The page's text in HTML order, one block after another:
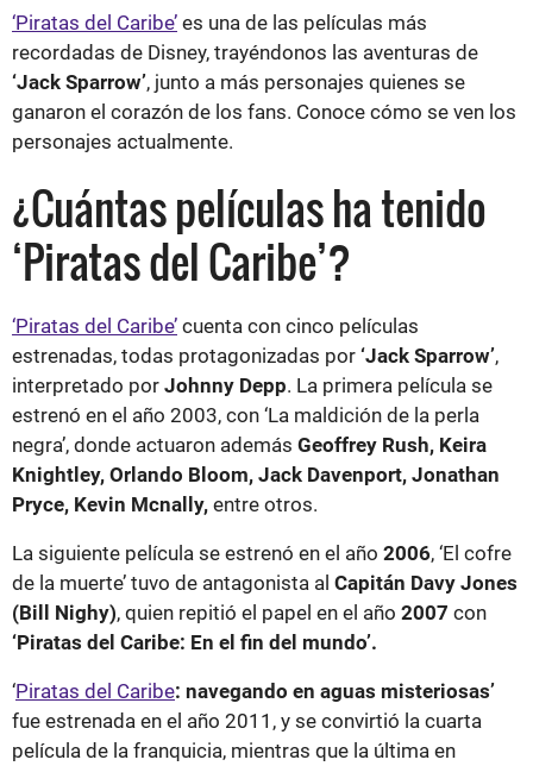
‘Piratas del Caribe’ es una de las películas más
recordadas de Disney, trayéndonos las aventuras de
‘Jack Sparrow’, junto a más personajes quienes se
ganaron el corazón de los fans. Conoce cómo se ven los
personajes actualmente.
¿Cuántas películas ha tenido
‘Piratas del Caribe’?
‘Piratas del Caribe’ cuenta con cinco películas
estrenadas, todas protagonizadas por ‘Jack Sparrow’,
interpretado por Johnny Depp. La primera película se
estrenó en el año 2003, con ‘La maldición de la perla
negra’, donde actuaron además Geoffrey Rush, Keira
Knightley, Orlando Bloom, Jack Davenport, Jonathan
Pryce, Kevin Mcnally, entre otros.
La siguiente película se estrenó en el año 2006, ‘El cofre
de la muerte’ tuvo de antagonista al Capitán Davy Jones
(Bill Nighy), quien repitió el papel en el año 2007 con
‘Piratas del Caribe: En el fin del mundo’.
‘Piratas del Caribe: navegando en aguas misteriosas’
fue estrenada en el año 2011, y se convirtió la cuarta
película de la franquicia, mientras que la última en